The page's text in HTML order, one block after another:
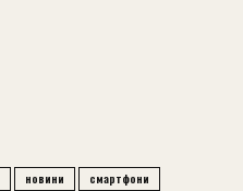
новини смартфони